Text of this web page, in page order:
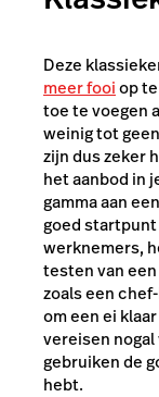
Deze
meer fooiop
toe te voegen
weinig tot
zijn dus zeker
het aanbod in
gamma aan
goed
werknemers,
testen van
zoals een
om een ei
vereisen
gebruiken de
hebt.